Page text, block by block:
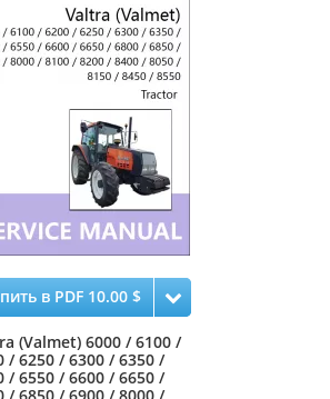
в PDF 10.00 $
(Valmet) 6000 / 6100 /
/ 6250 / 6300 / 6350 /
/ 6550 / 6600 / 6650 /